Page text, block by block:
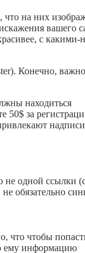
что на них
вашего
с какими-
Конечно, важно
находиться
50$ за
не одной ссылки
обязательно
что чтобы
ему информацию